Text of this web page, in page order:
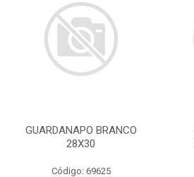
GUARDANAPO BRANCO
28X30
Código: 69625